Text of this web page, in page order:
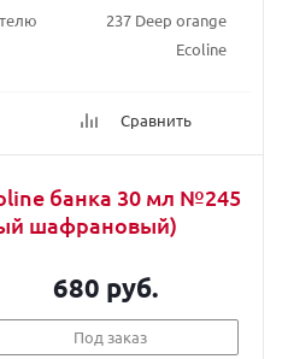
237 Deep orange
Ecoline
Сравнить
банка 30 мл №245
шафрановый)
680 руб.
Под заказ